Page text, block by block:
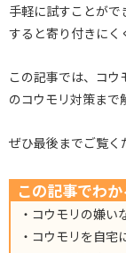
手軽に試すことが
すると寄り付きにく
この記事では、コ
のコウモリ対策まで
ぜひ最後までご覧く
この記事でわ
・コウモリの嫌い
・コウモリを自宅